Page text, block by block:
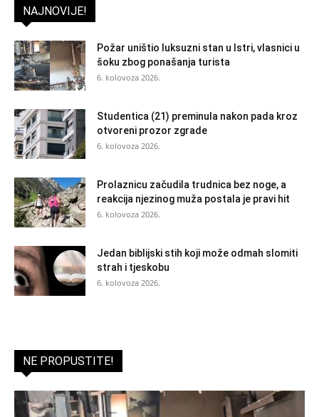
NAJNOVIJE!
Požar uništio luksuzni stan u Istri, vlasnici u
šoku zbog ponašanja turista
6. kolovoza 2026.
Studentica (21) preminula nakon pada kroz
otvoreni prozor zgrade
6. kolovoza 2026.
Prolaznicu začudila trudnica bez noge, a
reakcija njezinog muža postala je pravi hit
6. kolovoza 2026.
Jedan biblijski stih koji može odmah slomiti
strah i tjeskobu
6. kolovoza 2026.
NE PROPUSTITE!